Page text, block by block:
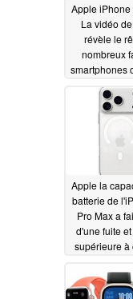
Apple iPhone
La vidéo
révèle le
nombreux
smartphones
07/05/
Apple la
batterie de
Pro Max a
d'une fuite
supérieure à
actuel07/